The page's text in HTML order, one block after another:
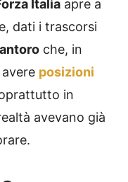
Italia apre a
dati i trascorsi
che, in
posizioni
in
avevano già